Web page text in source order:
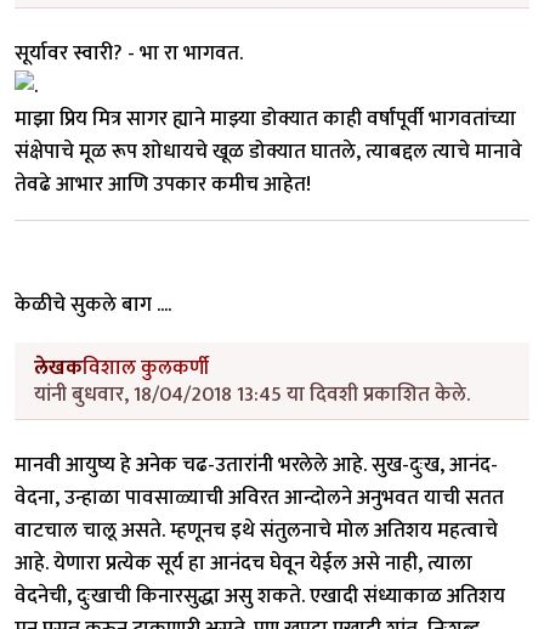
सूर्यावर स्वारी? - भा रा भागवत.
माझा प्रिय मित्र सागर ह्याने माझ्या डोक्यात काही वर्षांपूर्वी भागवतांच्या
संक्षेपाचे मूळ रूप शोधायचे खूळ डोक्यात घातले, त्याबद्दल त्याचे मानावे
तेवढे आभार आणि उपकार कमीच आहेत!
केळीचे सुकले बाग ....
लेखकविशाल कुलकर्णी
यांनी बुधवार, 18/04/2018 13:45 या दिवशी प्रकाशित केले.
मानवी आयुष्य हे अनेक चढ-उतारांनी भरलेले आहे. सुख-दुःख, आनंद-
वेदना, उन्हाळा पावसाळ्याची अविरत आन्दोलने अनुभवत याची सतत
वाटचाल चालू असते. म्हणूनच इथे संतुलनाचे मोल अतिशय महत्वाचे
आहे. येणारा प्रत्येक सूर्य हा आनंदच घेवून येईल असे नाही, त्याला
वेदनेची, दुःखाची किनारसुद्धा असु शकते. एखादी संध्याकाळ अतिशय